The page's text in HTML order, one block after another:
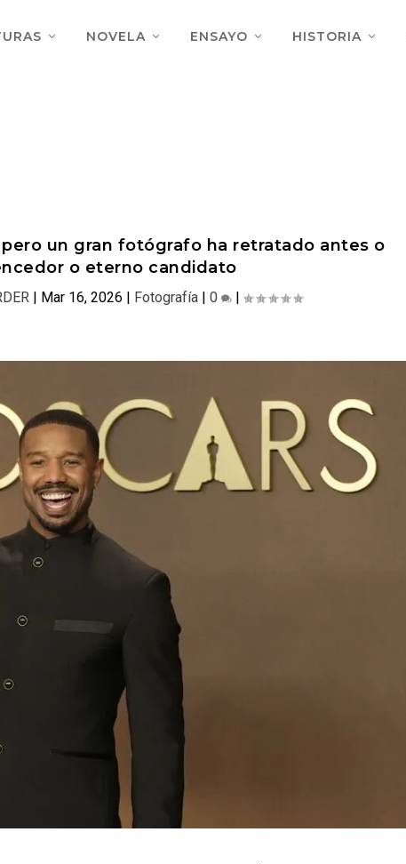
NOVELA ENSAYO HISTORIA
un gran fotógrafo ha retratado antes o
o eterno candidato
| Mar 16, 2026 | Fotografía |0 |